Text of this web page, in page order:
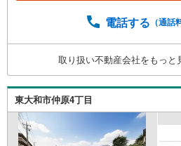
件ごとのメリット・注意点を
応。まずはお気軽にご相談く
様は、西武線「所沢駅」西口
お客様は、提携駐車場がござ
までお尋ねください。
電話する （通話
取り扱い不動産会社をもっと
東大和市仲原4丁目